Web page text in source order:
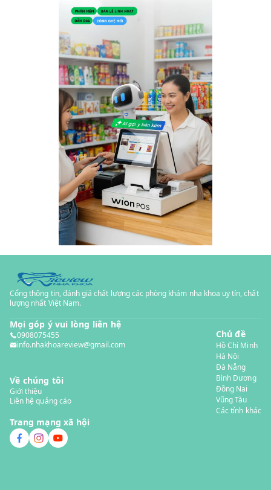
Cổng thông tin, đánh giá chất lượng các phòng khám nha khoa uy tín, chất
lượng nhất Việt Nam.
Mọi góp ý vui lòng liên hệ
0908075455
info.nhakhoareview@gmail.com
Về chúng tôi
Giới thiệu
Liên hệ quảng cáo
Trang mạng xã hội
Chủ đề
Hồ Chí Minh
Hà Nội
Đà Nẵng
Bình Dương
Đồng Nai
Vũng Tàu
Các tỉnh khác